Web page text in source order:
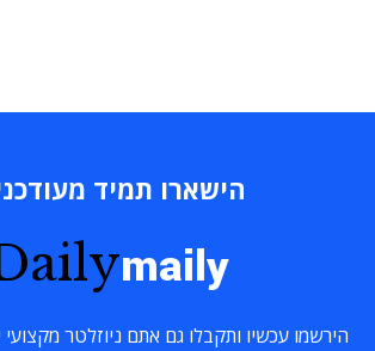
הישארו תמיד
maily
הירשמו עכשיו ותקבלו גם אתם ניוזלטר